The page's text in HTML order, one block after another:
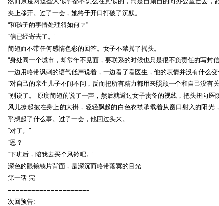
夹上移开。过了一会，她终于开口打破了沉默。
“和孩子的事情处理得如何？”
“信已经寄去了。”
简短而不带任何感情色彩的回答。女子不禁摇了摇头。
“身处同一个城市，却常年不见面，要联系的时候也只是很不负责任的写封
一边用略带讽刺的语气低声说着，一边看了看医生，他的表情并没有什么变
“对自己的亲生儿子不闻不问，反而把所有精力都用来照顾一个和自己没
“别说了。”原度简短的说了一声，然后就避过女子责备的视线，把头扭向医
风儿撩起披在身上的大褂，轻轻飘起的白色衣襟承载着从窗口射入的阳光
乎想起了什么事。过了一会，他回过头来。
“对了。”
“恩？”
“下班后，陪我去买个风铃吧。”
深色的眼镜镜片背面，是深沉而略带落寞的目光……
第一话 完
=====================
次回预告: